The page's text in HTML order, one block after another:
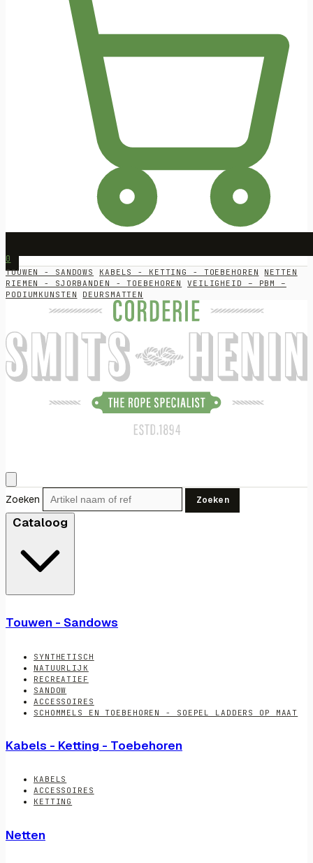
0
TOUWEN - SANDOWS KABELS - KETTING - TOEBEHOREN
NETTEN
RIEMEN - SJORBANDEN - TOEBEHOREN
VEILIGHEID – PBM –
PODIUMKUNSTEN
DEURSMATTEN
Zoeken Zoeken
Cataloog
Touwen - Sandows
SYNTHETISCH
NATUURLIJK
RECREATIEF
SANDOW
ACCESSOIRES
SCHOMMELS EN TOEBEHOREN - SOEPEL LADDERS OP MAAT
Kabels - Ketting - Toebehoren
KABELS
ACCESSOIRES
KETTING
Netten